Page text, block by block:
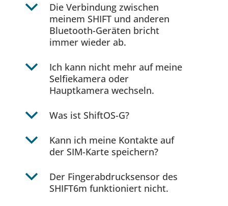
b
Die Verbindung zwischen
meinem SHIFT und anderen
Bluetooth-Geräten bricht
immer wieder ab.
b
Ich kann nicht mehr auf meine
Selfiekamera oder
Hauptkamera wechseln.
b Was ist ShiftOS-G?
b
Kann ich meine Kontakte auf
der SIM-Karte speichern?
b
Der Fingerabdrucksensor des
SHIFT6m funktioniert nicht.